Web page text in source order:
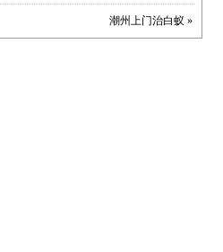
潮州上门治白蚁 »